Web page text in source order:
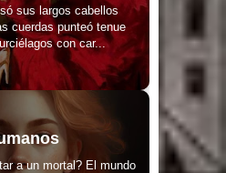
sus largos cabellos
cuerdas punteó tenue
con car...
a un mortal? El mundo